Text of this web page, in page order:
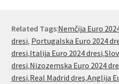
Related Tags:Nemčija Euro
dresi, Portugalska Euro 2024
dresi,Italija Euro 2024 dresi,
dresi,Nizozemska Euro 2024
dresi,Real Madrid dres,Anglija